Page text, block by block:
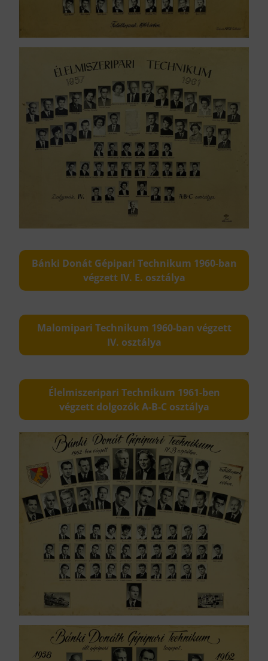
Bánki Donát Gépipari Technikum 1960-ban
végzett IV. E. osztálya
Malomipari Technikum 1960-ban végzett
IV. osztálya
Élelmiszeripari Technikum 1961-ben
végzett dolgozók A-B-C osztálya